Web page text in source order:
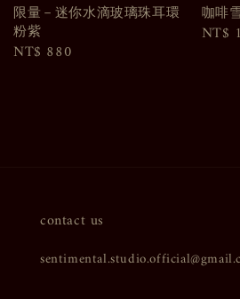
限量－迷你水滴玻璃珠耳環
粉紫
Regular
NT$ 880
咖啡
NT$
contact us